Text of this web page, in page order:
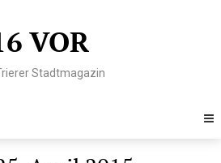
VOR
Stadtmagazin